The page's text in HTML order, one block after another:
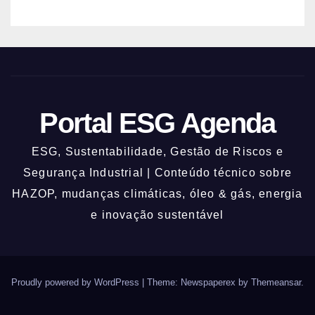
Portal ESG Agenda
ESG, Sustentabilidade, Gestão de Riscos e
Segurança Industrial | Conteúdo técnico sobre
HAZOP, mudanças climáticas, óleo & gás, energia
e inovação sustentável
Proudly powered by WordPress Theme: Newspaperex by Themeansar.